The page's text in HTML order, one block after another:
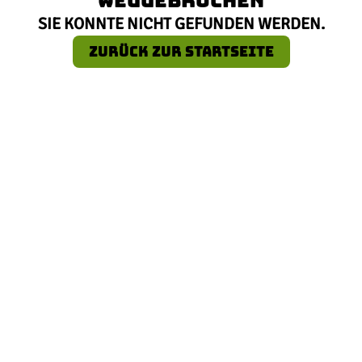
SIE KONNTE NICHT GEFUNDEN WERDEN.
ZURÜCK ZUR STARTSEITE